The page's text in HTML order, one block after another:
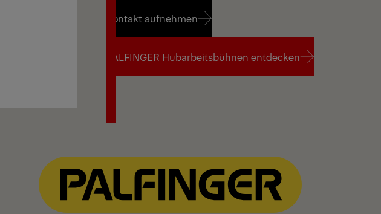
Kontakt aufnehmen
Kontakt aufnehmen
PALFINGER Hubarbeitsbühnen entdecken